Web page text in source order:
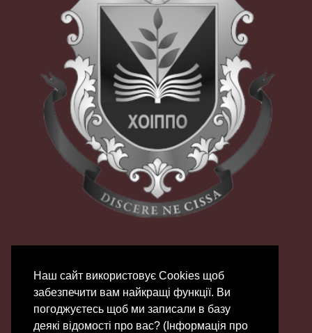
Наш сайт використовує Сookies щоб
забезпечити вам найкращі функції. Ви
погоджуєтесь щоб ми записали в базу
деякі відомості про вас? (Інформація про